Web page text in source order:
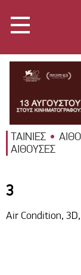
ΤΑΙΝΙΕΣ
ΑΙΘΟΥΣΕΣ
3
Air Condition,